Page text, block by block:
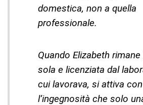
domestica, non a quella
professionale.
Quando Elizabeth
sola e licenziata dal
cui lavorava, si attiva con
l’ingegnosità che solo